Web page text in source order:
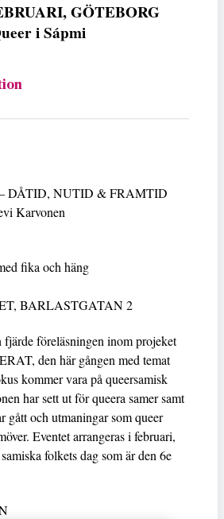
GÖTEBORG
i Sápmi
DÅTID, NUTID & FRAMTID
Karvonen
fika och häng
BARLASTGATAN 2
föreläsningen inom projeket
den här gången med temat
kommer vara på queersamisk
har sett ut för queera samer samt
gått och utmaningar som queer
Eventet arrangeras i februari,
folkets dag som är den 6e